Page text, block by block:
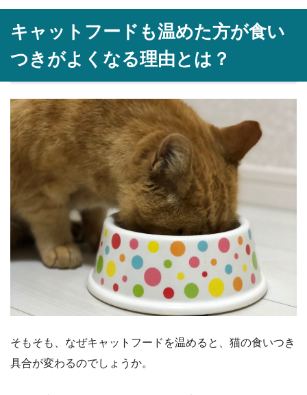
キャットフードも温めた方が食い
つきがよくなる理由とは？
そもそも、なぜキャットフードを温めると、猫の食いつき
具合が変わるのでしょうか。